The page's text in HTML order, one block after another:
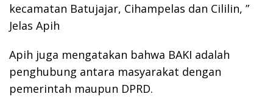
kecamatan Batujajar, Cihampelas dan Cililin, ”
Jelas Apih
Apih juga mengatakan bahwa BAKI adalah
penghubung antara masyarakat dengan
pemerintah maupun DPRD.